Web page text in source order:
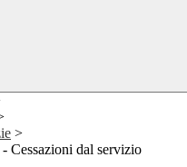
>
Cessazioni dal servizio